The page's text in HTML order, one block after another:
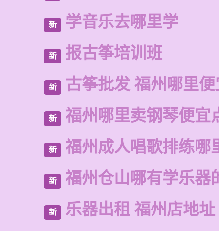
新 学音乐去哪里学
新 报古筝培训班
新 古筝批发 福州哪里
新 福州哪里卖钢琴便宜
新 福州成人唱歌排练哪
新 福州仓山哪有学乐器
新 乐器出租 福州店地址